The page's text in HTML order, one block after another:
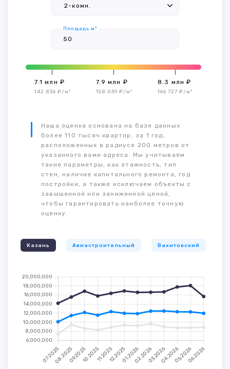
Площадь м²
7.1 млн ₽
142 836 ₽/м²
7.9 млн ₽
158 039 ₽/м²
8.3 млн ₽
166 727 ₽/м²
Наша оценка основана на базе данных
более 110 тысяч квартир, за 1 год,
расположенных в радиусе 200 метров от
указанного вами адреса. Мы учитываем
такие параметры, как этажность, тип
стен, наличие капитального ремонта, год
постройки, а также исключаем объекты с
завышенной или заниженной ценой,
чтобы гарантировать наиболее точную
оценку.
Казань Авиастроительный Вахитовский